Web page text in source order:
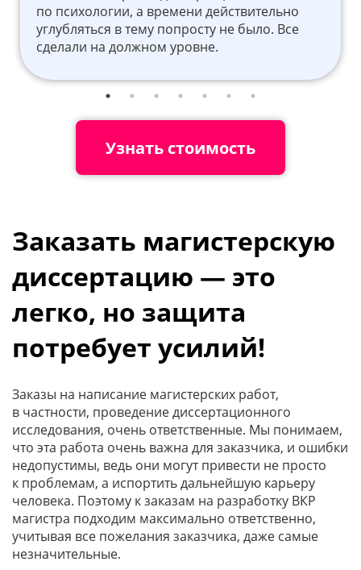
по психологии, а времени действительно
углубляться в тему попросту не было. Все
сделали на должном уровне.
Узнать стоимость
Заказать магистерскую
диссертацию — это
легко, но защита
потребует усилий!
Заказы на написание магистерских работ,
в частности, проведение диссертационного
исследования, очень ответственные. Мы понимаем,
что эта работа очень важна для заказчика, и ошибки
недопустимы, ведь они могут привести не просто
к проблемам, а испортить дальнейшую карьеру
человека. Поэтому к заказам на разработку ВКР
магистра подходим максимально ответственно,
учитывая все пожелания заказчика, даже самые
незначительные.